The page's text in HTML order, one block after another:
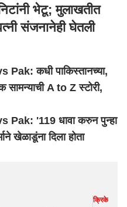
भेटू; मुलाखतीत
संजनानेही घेतली
कधी पाकिस्तानच्या,
सामन्याची A to Z स्टोरी,
'119 धावा करुन पुन्हा
खेळाडूंना दिला होता
क्रिकेट